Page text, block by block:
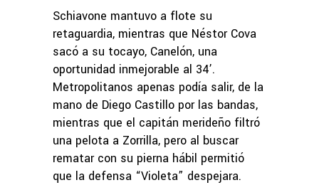
Schiavone mantuvo a flote su
retaguardia, mientras que Néstor Cova
sacó a su tocayo, Canelón, una
oportunidad inmejorable al 34’.
Metropolitanos apenas podía salir, de la
mano de Diego Castillo por las bandas,
mientras que el capitán merideño filtró
una pelota a Zorrilla, pero al buscar
rematar con su pierna hábil permitió
que la defensa “Violeta” despejara.